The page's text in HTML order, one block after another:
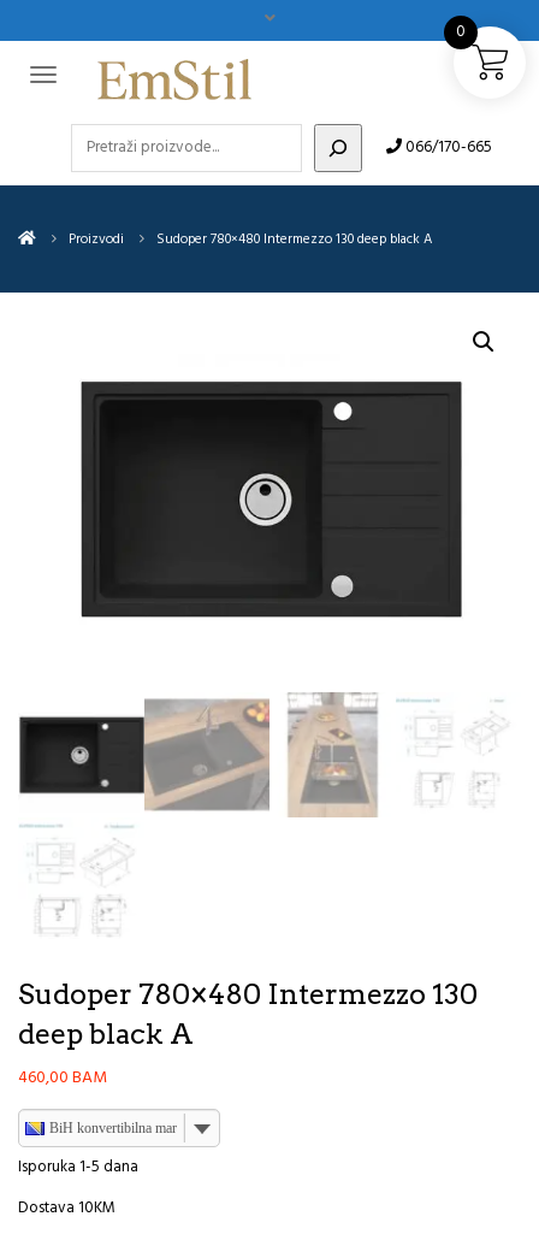
066/170-665
Proizvodi Sudoper 780×480 Intermezzo 130 deep black A
Sudoper 780×480 Intermezzo 130
deep black A
460,00BAM
BiH konvertibilna marka
Isporuka 1-5 dana
Dostava 10KM
0